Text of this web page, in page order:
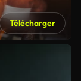
Télécharger